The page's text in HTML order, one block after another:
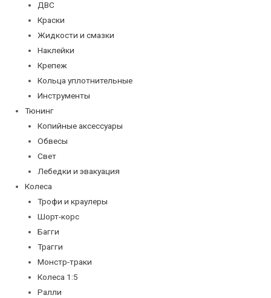
ДВС
Краски
Жидкости и смазки
Наклейки
Крепеж
Кольца уплотнительные
Инструменты
Тюнинг
Копийные аксессуары
Обвесы
Свет
Лебедки и эвакуация
Колеса
Трофи и краулеры
Шорт-корс
Багги
Трагги
Монстр-траки
Колеса 1:5
Ралли